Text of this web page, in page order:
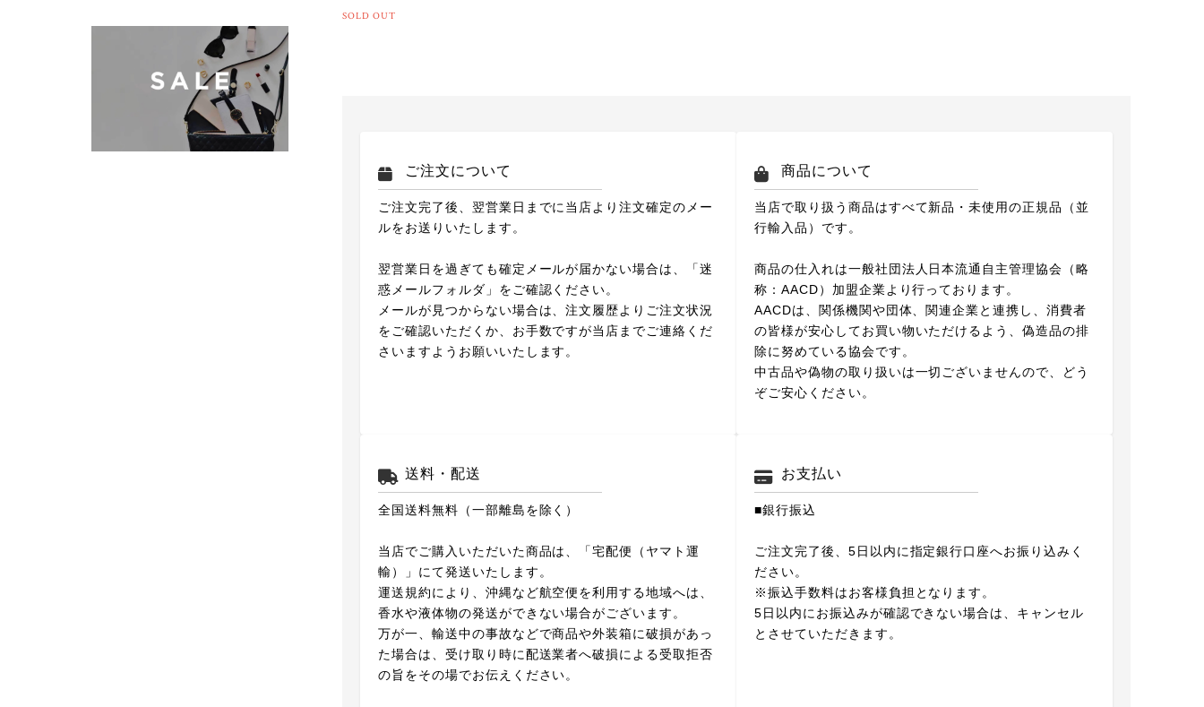
SOLD OUT
ご注文について
ご注文完了後、翌営業日までに当店より注文確定のメー
ルをお送りいたします。
翌営業日を過ぎても確定メールが届かない場合は、「迷
惑メールフォルダ」をご確認ください。
メールが見つからない場合は、注文履歴よりご注文状況
をご確認いただくか、お手数ですが当店までご連絡くだ
さいますようお願いいたします。
商品について
当店で取り扱う商品はすべて新品・未使用の正規品（並
行輸入品）です。
商品の仕入れは一般社団法人日本流通自主管理協会（略
称：AACD）加盟企業より行っております。
AACDは、関係機関や団体、関連企業と連携し、消費者
の皆様が安心してお買い物いただけるよう、偽造品の排
除に努めている協会です。
中古品や偽物の取り扱いは一切ございませんので、どう
ぞご安心ください。
送料・配送
全国送料無料（一部離島を除く）
当店でご購入いただいた商品は、「宅配便（ヤマト運
輸）」にて発送いたします。
運送規約により、沖縄など航空便を利用する地域へは、
香水や液体物の発送ができない場合がございます。
万が一、輸送中の事故などで商品や外装箱に破損があっ
た場合は、受け取り時に配送業者へ破損による受取拒否
の旨をその場でお伝えください。
お支払い
■銀行振込
ご注文完了後、5日以内に指定銀行口座へお振り込みく
ださい。
※振込手数料はお客様負担となります。
5日以内にお振込みが確認できない場合は、キャンセル
とさせていただきます。